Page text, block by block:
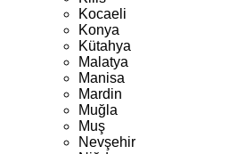
Kocaeli
Konya
Kütahya
Malatya
Manisa
Mardin
Muğla
Muş
Nevşehir